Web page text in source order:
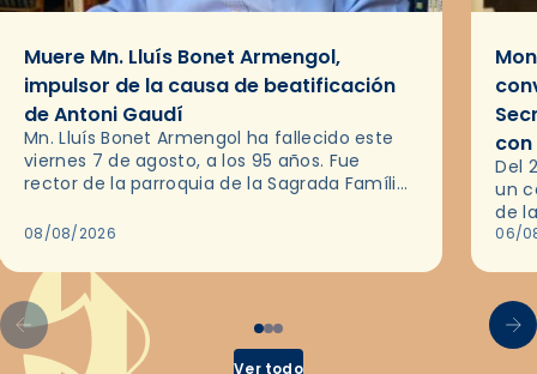
Muere Mn. Lluís Bonet Armengol,
impulsor de la causa de beatificación
de Antoni Gaudí
Mn. Lluís Bonet Armengol ha fallecido este
viernes 7 de agosto, a los 95 años. Fue
rector de la parroquia de la Sagrada Família
08/08/2026
Del
un
de
en
06/
Ver todo